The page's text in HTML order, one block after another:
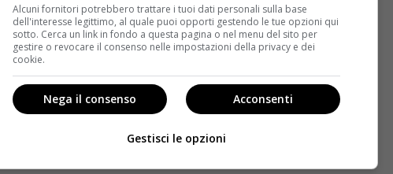
, con la liberazione delle bambine.
vedranno Franco alla ricerca di Salvo Prisco e le
nei prossimi episodi? Intanto, Franco rivedrà
avrebbe avuto una storia. Angela infatti
visti baciarsi sotto casa. Proprio da tutta questa
rapimento delle due bambine.
Alcuni fornitori potrebbero trattare i tuoi dati personali sulla base
dell'interesse legittimo, al quale puoi opporti gestendo le tue opzioni qui
sotto. Cerca un link in fondo a questa pagina o nel menu del sito per
gestire o revocare il consenso nelle impostazioni della privacy e dei
cookie.
Acconsenti
Nega il consenso
Gestisci le opzioni